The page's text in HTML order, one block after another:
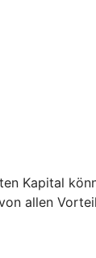
Kapital
allen